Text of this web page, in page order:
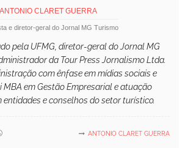
ANTONIO CLARET GUERRA
e diretor-geral do Jornal MG Turismo
pela UFMG, diretor-geral do Jornal MG
da Tour Press Jornalismo Ltda.
com ênfase em mídias sociais e
MBA em Gestão Empresarial e atuação
e conselhos do setor turístico.
ANTONIO CLARET GUERRA